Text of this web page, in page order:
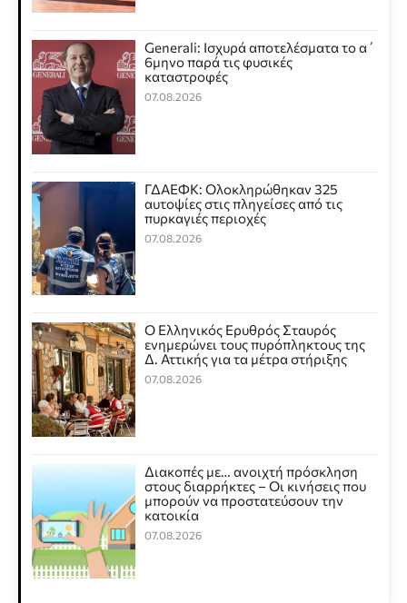
Generali: Ισχυρά αποτελέσματα το α΄
6μηνο παρά τις φυσικές
καταστροφές
07.08.2026
ΓΔΑΕΦΚ: Ολοκληρώθηκαν 325
αυτοψίες στις πληγείσες από τις
πυρκαγιές περιοχές
07.08.2026
Ο Ελληνικός Ερυθρός Σταυρός
ενημερώνει τους πυρόπληκτους της
Δ. Αττικής για τα μέτρα στήριξης
07.08.2026
Διακοπές με… ανοιχτή πρόσκληση
στους διαρρήκτες – Οι κινήσεις που
μπορούν να προστατεύσουν την
κατοικία
07.08.2026